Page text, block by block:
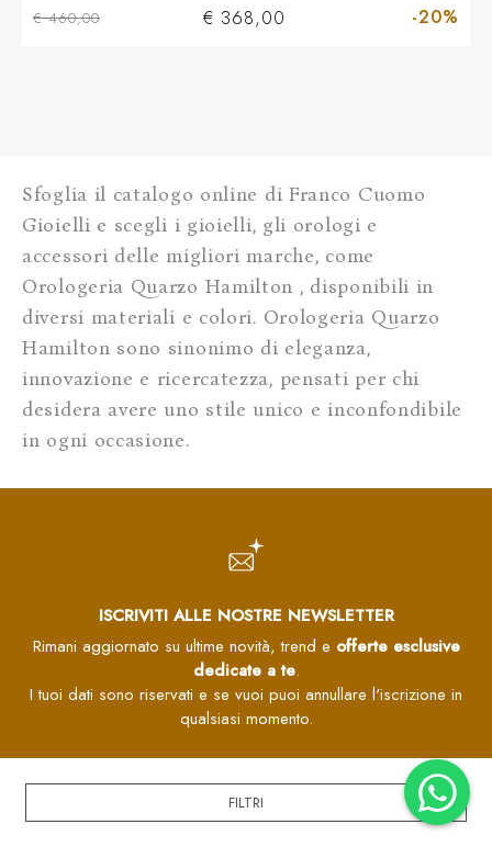
FILTRI
€ 460,00 € 368,00 -20%
Sfoglia il catalogo online di Franco Cuomo
Gioielli e scegli i gioielli, gli orologi e
accessori delle migliori marche, come
Orologeria Quarzo Hamilton , disponibili in
diversi materiali e colori. Orologeria Quarzo
Hamilton sono sinonimo di eleganza,
innovazione e ricercatezza, pensati per chi
desidera avere uno stile unico e inconfondibile
in ogni occasione.
ISCRIVITI ALLE NOSTRE NEWSLETTER
Rimani aggiornato su ultime novità, trend e offerte esclusive
dedicate a te.
I tuoi dati sono riservati e se vuoi puoi annullare l'iscrizione in
qualsiasi momento.